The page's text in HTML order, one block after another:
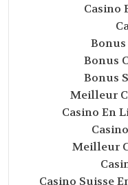
Casino
Bonus
Bonus
Meilleur
Casino En
Meilleur
Casino Suisse